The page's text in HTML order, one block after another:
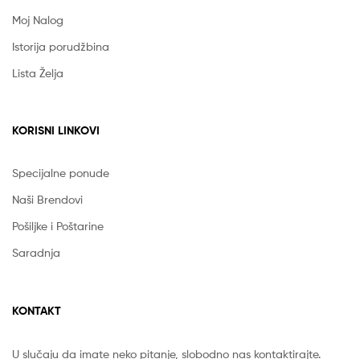
Moj Nalog
Istorija porudžbina
Lista Želja
KORISNI LINKOVI
Specijalne ponude
Naši Brendovi
Pošiljke i Poštarine
Saradnja
KONTAKT
U slučaju da imate neko pitanje, slobodno nas kontaktirajte.